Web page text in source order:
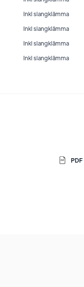
Inkl slangklämma
Inkl slangklämma
Inkl slangklämma
Inkl slangklämma
PDF